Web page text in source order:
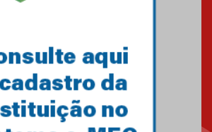
Primeiro culto do ano ressalta o
27.02.2026